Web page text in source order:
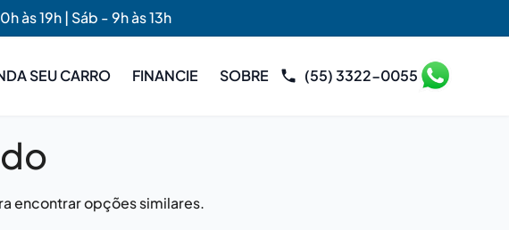
às 19h | Sáb - 9h às 13h
SEU CARRO FINANCIE SOBRE (55) 3322-0055
encontrar opções similares.